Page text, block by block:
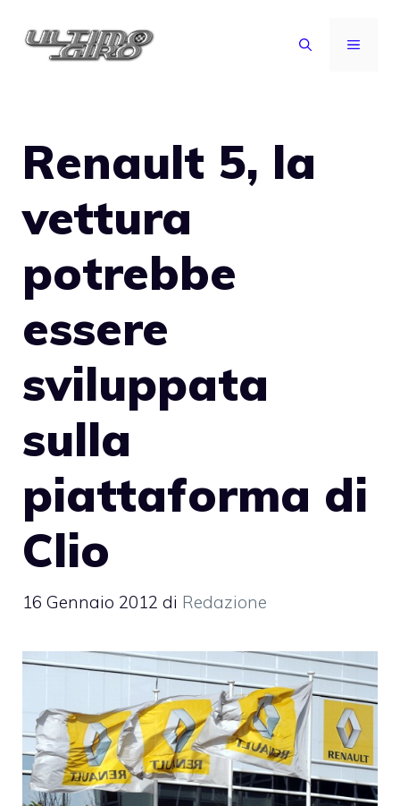
MENU
Renault 5, la
vettura
potrebbe
essere
sviluppata
sulla
piattaforma di
Clio
16 Gennaio 2012 di Redazione